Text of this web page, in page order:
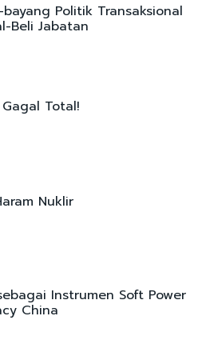
bayang Politik Transaksional
Beli Jabatan
Total!
Nuklir
Instrumen Soft Power
China